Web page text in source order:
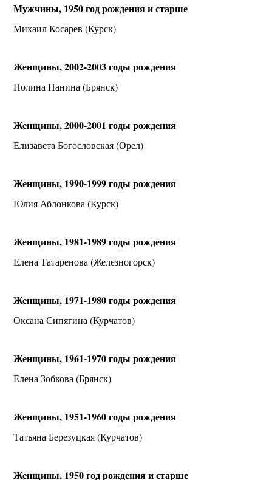
Мужчины, 1950 год рождения и старше
Михаил Косарев (Курск)
Женщины, 2002-2003 годы рождения
Полина Панина (Брянск)
Женщины, 2000-2001 годы рождения
Елизавета Богословская (Орел)
Женщины, 1990-1999 годы рождения
Юлия Аблонкова (Курск)
Женщины, 1981-1989 годы рождения
Елена Татаренова (Железногорск)
Женщины, 1971-1980 годы рождения
Оксана Сипягина (Курчатов)
Женщины, 1961-1970 годы рождения
Елена Зобкова (Брянск)
Женщины, 1951-1960 годы рождения
Татьяна Березуцкая (Курчатов)
Женщины, 1950 год рождения и старше